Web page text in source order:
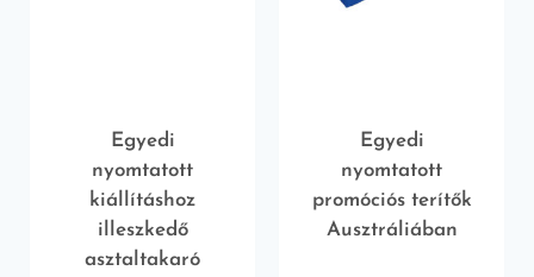
Egyedi
nyomtatott
kiállításhoz
illeszkedő
asztaltakaró
Egyedi
nyomtatott
promóciós terítők
Ausztráliában